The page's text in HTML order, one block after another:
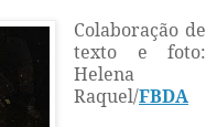
Colaboração de
texto e foto:
Helena
Raquel/FBDA